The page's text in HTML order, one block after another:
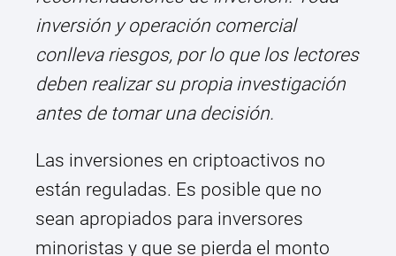
inversión y operación comercial
conlleva riesgos, por lo que los lectores
deben realizar su propia investigación
antes de tomar una decisión.
Las inversiones en criptoactivos no
están reguladas. Es posible que no
sean apropiados para inversores
minoristas y que se pierda el monto